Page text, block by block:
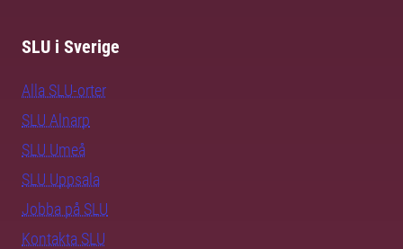
SLU i Sverige
Alla SLU-orter
SLU Alnarp
SLU Umeå
SLU Uppsala
Jobba på SLU
Kontakta SLU